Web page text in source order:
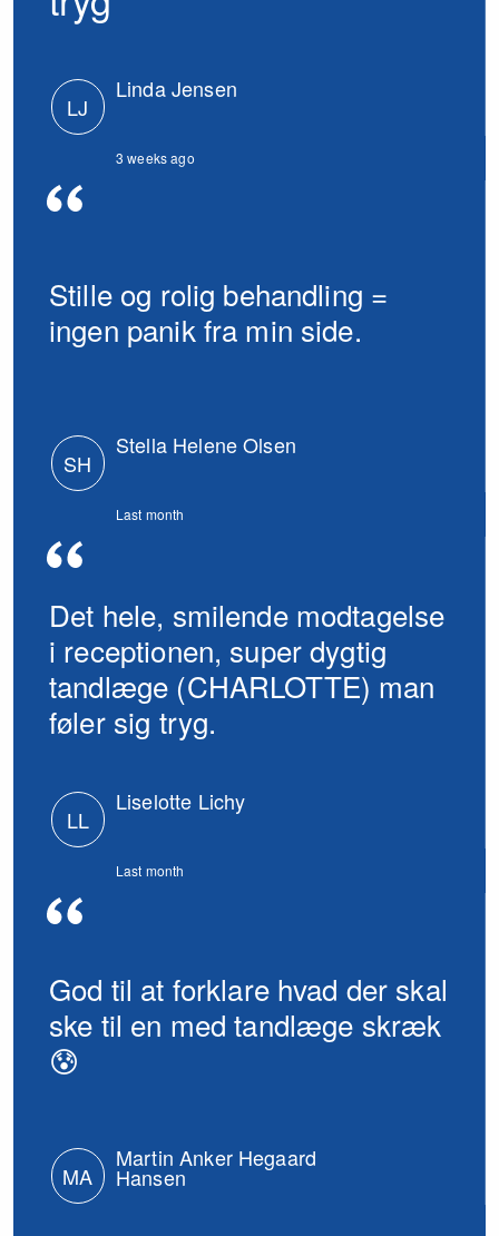
LJ
Linda Jensen
3 weeks ago
Stille og rolig behandling =
ingen panik fra min side.
SH
Stella Helene Olsen
Last month
Det hele, smilende modtagelse
i receptionen, super dygtig
tandlæge (CHARLOTTE) man
føler sig tryg.
LL
Lise­lotte Lichy
Last month
God til at forklare hvad der skal
ske til en med tandlæge skræk
😰
MA
Martin Anker Hegaard
Hansen